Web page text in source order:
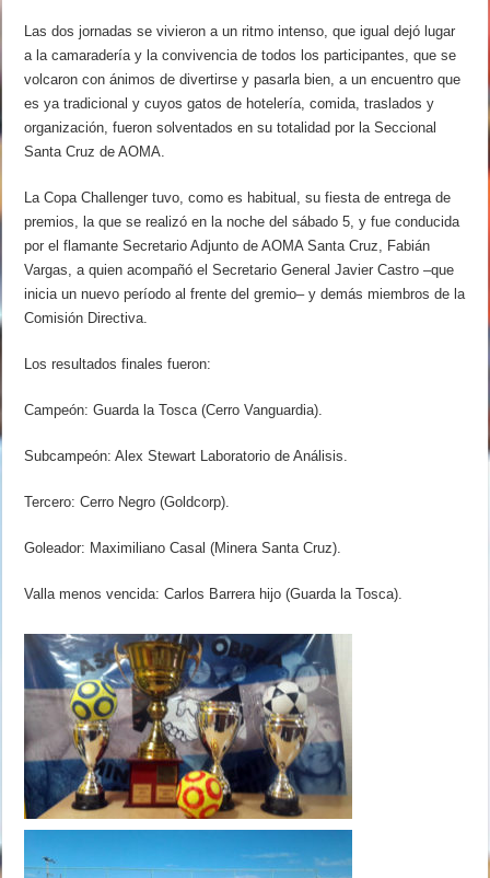
Las dos jornadas se vivieron a un ritmo intenso, que igual dejó lugar
a la camaradería y la convivencia de todos los participantes, que se
volcaron con ánimos de divertirse y pasarla bien, a un encuentro que
es ya tradicional y cuyos gatos de hotelería, comida, traslados y
organización, fueron solventados en su totalidad por la Seccional
Santa Cruz de AOMA.
La Copa Challenger tuvo, como es habitual, su fiesta de entrega de
premios, la que se realizó en la noche del sábado 5, y fue conducida
por el flamante Secretario Adjunto de AOMA Santa Cruz, Fabián
Vargas, a quien acompañó el Secretario General Javier Castro –que
inicia un nuevo período al frente del gremio– y demás miembros de la
Comisión Directiva.
Los resultados finales fueron:
Campeón: Guarda la Tosca (Cerro Vanguardia).
Subcampeón: Alex Stewart Laboratorio de Análisis.
Tercero: Cerro Negro (Goldcorp).
Goleador: Maximiliano Casal (Minera Santa Cruz).
Valla menos vencida: Carlos Barrera hijo (Guarda la Tosca).